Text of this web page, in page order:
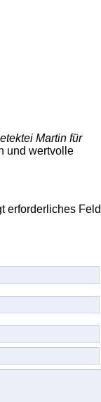
Martin für
und wertvolle
erforderliches Feld